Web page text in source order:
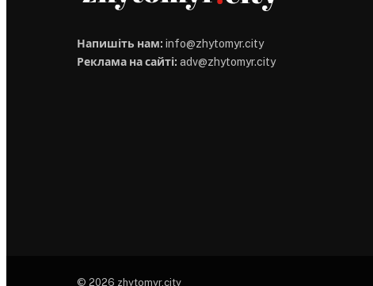
Напишіть нам: info@zhytomyr.city
Реклама на сайті: adv@zhytomyr.city
© 2026 zhytomyr.city